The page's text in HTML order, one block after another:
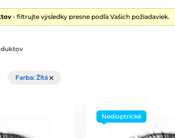
- filtrujte výsledky presne podľa Vašich požiadaviek.
Farba: Žltá
Nedioptrické